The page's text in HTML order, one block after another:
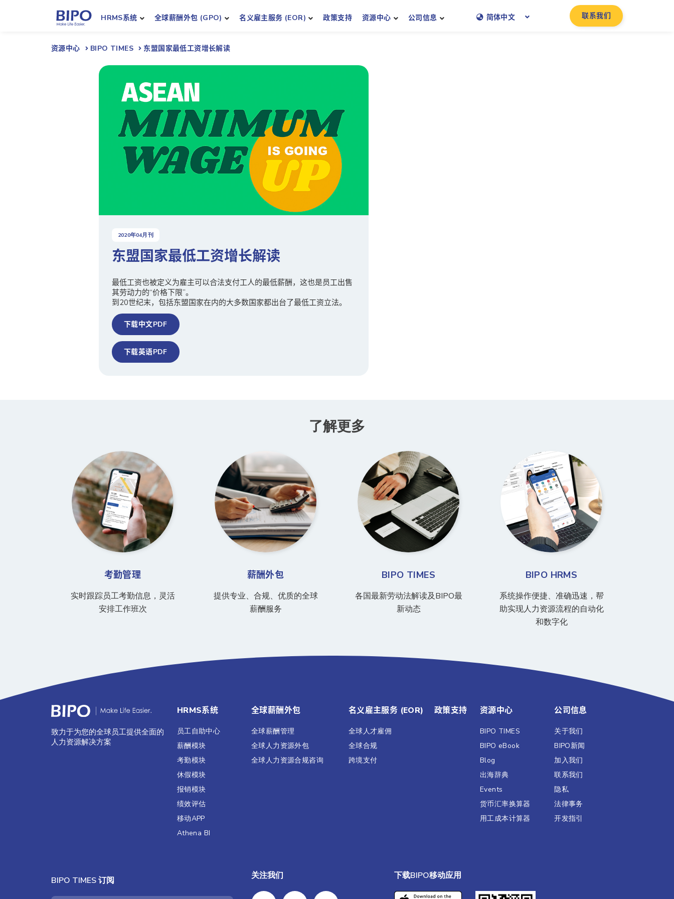
HRMS系统 全球薪酬外包 (GPO) 名义雇主服务 (EOR) 政策支持 资源中心 公司信息 简体中文 联系我们
资源中心 BIPO TIMES 东盟国家最低工资增长解读
2020年04月刊
东盟国家最低工资增长解读
最低工资也被定义为雇主可以合法支付工人的最低薪酬，这也是员工出售
其劳动力的“价格下限”。
到20世纪末，包括东盟国家在内的大多数国家都出台了最低工资立法。
下载中文PDF
下载英语PDF
了解更多
考勤管理
实时跟踪员工考勤信息，灵活
安排工作班次
薪酬外包
提供专业、合规、优质的全球
薪酬服务
BIPO TIMES
各国最新劳动法解读及BIPO最
新动态
BIPO HRMS
系统操作便捷、准确迅速，帮
助实现人力资源流程的自动化
和数字化
致力于为您的全球员工提供全面的
人力资源解决方案
HRMS系统
员工自助中心
薪酬模块
考勤模块
休假模块
报销模块
绩效评估​
移动APP
Athena BI
全球薪酬外包
全球薪酬管理
全球人力资源外包
全球人力资源合规咨询
名义雇主服务 (EOR)
全球人才雇佣
全球合规
跨境支付
政策支持 资源中心
BIPO TIMES
BIPO eBook
Blog
出海辞典
Events
货币汇率换算器
用工成本计算器
公司信息
关于我们
BIPO新闻​
加入我们
联系我们
隐私
法律事务
开发指引
BIPO TIMES 订阅 关注我们 下载BIPO移动应用